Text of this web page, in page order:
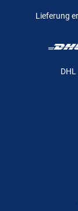
Lieferung
DHL